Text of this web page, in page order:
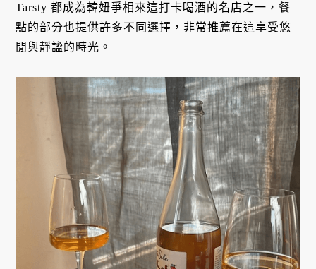
Tarsty 都成為韓妞爭相來這打卡喝酒的名店之一，餐
點的部分也提供許多不同選擇，非常推薦在這享受悠
閒與靜謐的時光。